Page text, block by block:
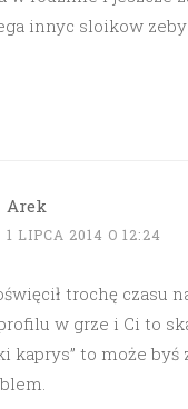
innyc sloikow
Arek
1 LIPCA 2014 O 12:24
trochę czasu
w grze i Ci to
kaprys” to może byś